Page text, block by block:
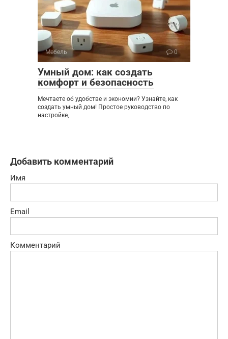
Мебель 0
Умный дом: как создать
комфорт и безопасность
Мечтаете об удобстве и экономии? Узнайте, как
создать умный дом! Простое руководство по
настройке,
Добавить комментарий
Имя
Email
Комментарий